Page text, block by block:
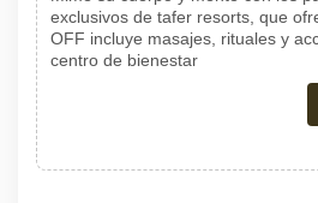
exclusivos de tafer resorts, que
OFF incluye masajes, rituales y
centro de bienestar